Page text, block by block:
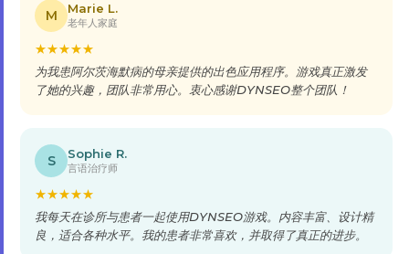
M Marie L.
老年人家庭
★★★★★
为我患阿尔茨海默病的母亲提供的出色应用程序。游戏真正激发
了她的兴趣，团队非常用心。衷心感谢DYNSEO整个团队！
S Sophie R.
言语治疗师
★★★★★
我每天在诊所与患者一起使用DYNSEO游戏。内容丰富、设计精
良，适合各种水平。我的患者非常喜欢，并取得了真正的进步。